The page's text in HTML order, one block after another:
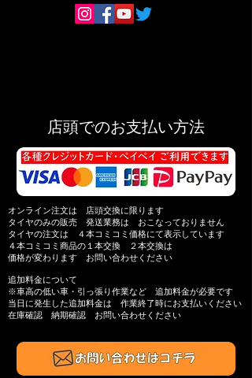
店頭でのお支払い方法
オンライン注文は 店頭交換に限ります
タイヤのみの販売 発送業務は おこなっておりません
タイヤの注文は ４本コミコミ価格にて表示しています
４本コミコミ商品の１本交換 ２本交換は
価格が変わります お問い合わせください
追加料金について
※​車高の低い車・引っ張り作業​など 追加料金が必要です
当日に発生した追加料金は 作業終了時にお支払いください
在庫確認 納期確認 お問い合わせください​